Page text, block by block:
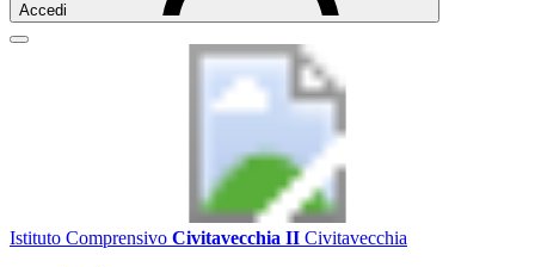
Accedi
Istituto Comprensivo Civitavecchia II Civitavecchia